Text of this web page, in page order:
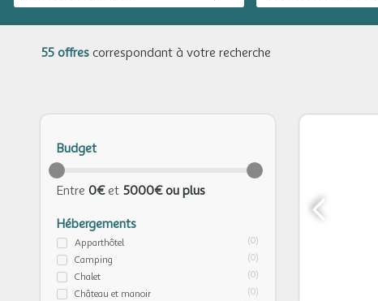
55 offres correspondant à votre recherche
Budget
Entre 0€et 5000€ ou plus
Hébergements
Apparthôtel (0)
Camping (0)
Chalet (0)
Château et manoir (0)